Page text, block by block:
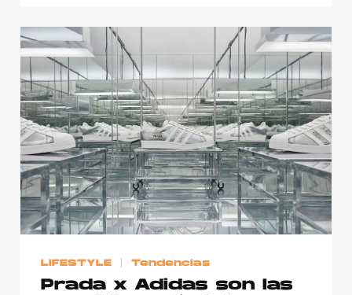
LIFESTYLE Tendencias
Prada x Adidas son las